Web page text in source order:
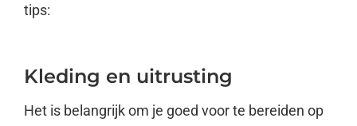
tips:
Kleding en uitrusting
Het is belangrijk om je goed voor te bereiden op